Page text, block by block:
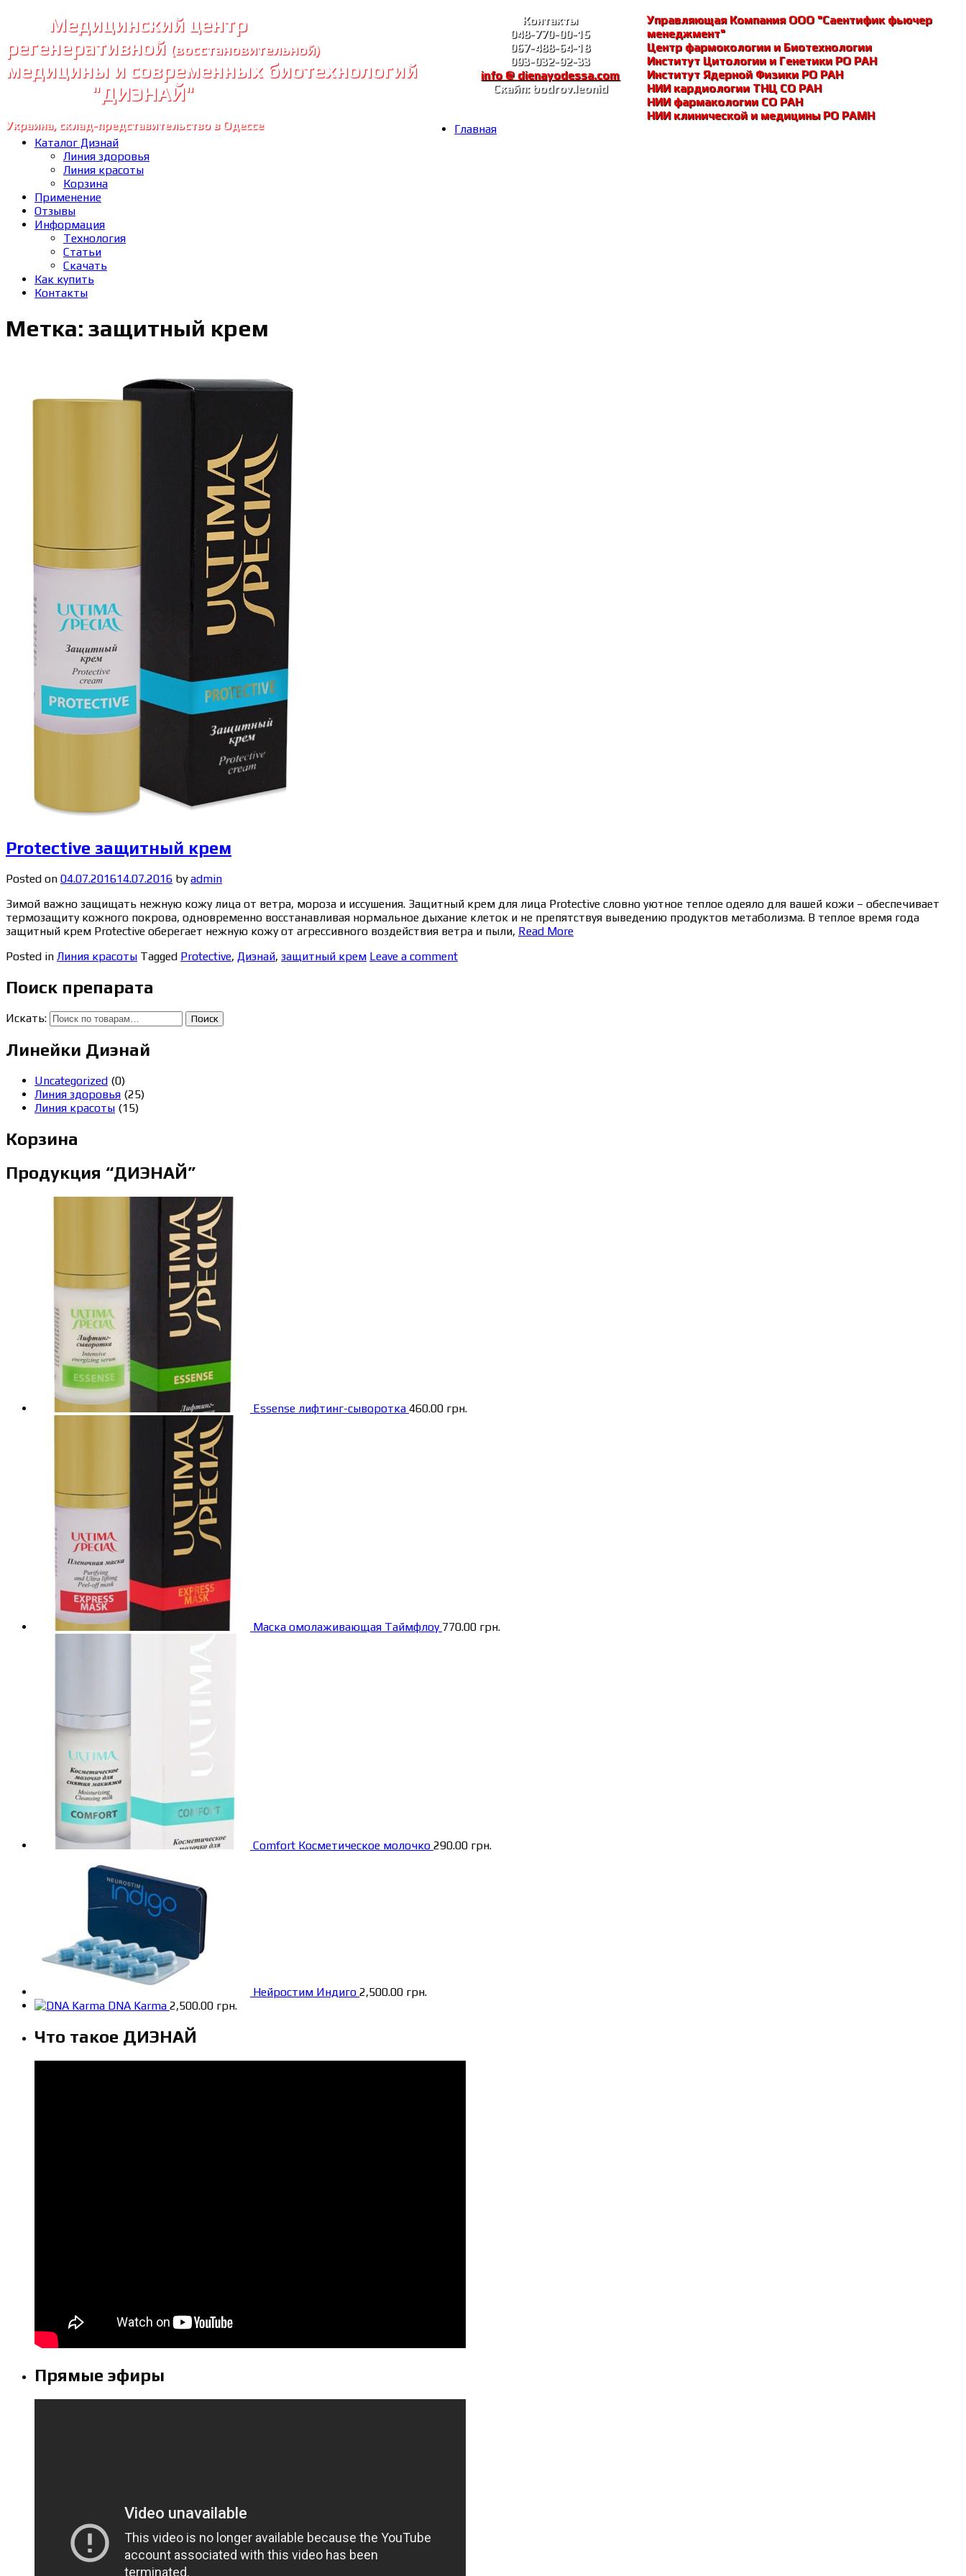
Медицинский центр
регенеративной (восстановительной)
медицины и современных биотехнологий
"ДИЭНАЙ"
Украина, склад-представительство в Одессе
Контакты
048-770-00-15
067-488-64-18
093-032-92-33
info @ dienayodessa.com
Скайп: bodrov.leonid
Управляющая Компания ООО "Саентифик фьючер
менеджмент"
Центр фармокологии и Биотехнологии
Институт Цитологии и Генетики РО РАH
Институт Ядерной Физики РО РАH
НИИ кардиологии ТНЦ СО РАH
НИИ фармакологии СО РАH
НИИ клинической и медицины РО РАМH
Главная
Каталог Диэнай
Линия здоровья
Линия красоты
Корзина
Применение
Отзывы
Информация
Технология
Статьи
Скачать
Как купить
Контакты
Метка: защитный крем
Protective защитный крем
Posted on 04.07.201614.07.2016 byadmin
Зимой важно защищать нежную кожу лица от ветра, мороза и иссушения. Защитный крем для лица Protective словно уютное теплое одеяло для вашей кожи – обеспечивает
термозащиту кожного покрова, одновременно восстанавливая нормальное дыхание клеток и не препятствуя выведению продуктов метаболизма. В теплое время года
защитный крем Protective оберегает нежную кожу от агрессивного воздействия ветра и пыли, Read More
Posted in Линия красоты Tagged Protective, Диэнай, защитный крем Leave a comment
Поиск препарата
Искать: Поиск
Линейки Диэнай
Uncategorized (0)
Линия здоровья (25)
Линия красоты (15)
Корзина
Продукция “ДИЭНАЙ”
Essense лифтинг-сыворотка 460.00 грн.
Маска омолаживающая Таймфлоу 770.00 грн.
Comfort Косметическое молочко 290.00 грн.
Нейростим Индиго 2,500.00 грн.
DNA Karma 2,500.00 грн.
Что такое ДИЭНАЙ
Прямые эфиры